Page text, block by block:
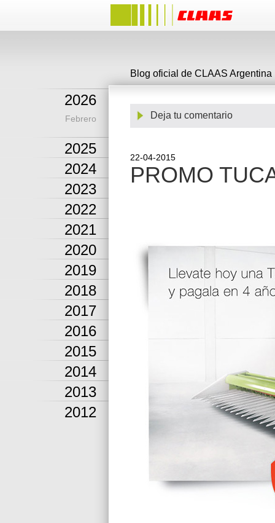
2026
Febrero
2025
2024
2023
2022
2021
2020
2019
2018
2017
2016
2015
2014
2013
2012
Blog oficial de CLAAS Argentina
Deja tu comentario
22-04-2015
PROMO